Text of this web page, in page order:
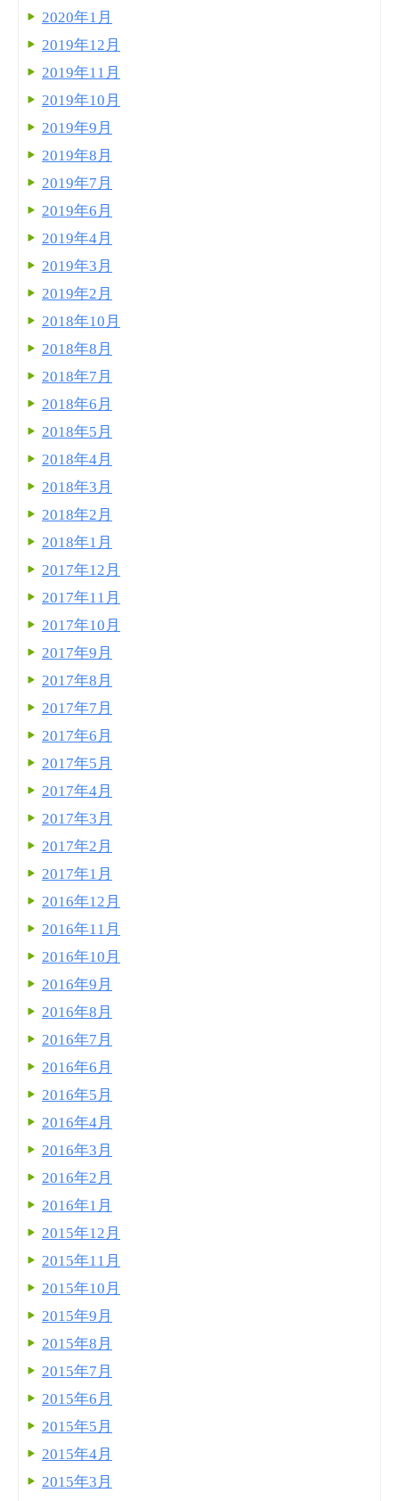
2020年1月
2019年12月
2019年11月
2019年10月
2019年9月
2019年8月
2019年7月
2019年6月
2019年4月
2019年3月
2019年2月
2018年10月
2018年8月
2018年7月
2018年6月
2018年5月
2018年4月
2018年3月
2018年2月
2018年1月
2017年12月
2017年11月
2017年10月
2017年9月
2017年8月
2017年7月
2017年6月
2017年5月
2017年4月
2017年3月
2017年2月
2017年1月
2016年12月
2016年11月
2016年10月
2016年9月
2016年8月
2016年7月
2016年6月
2016年5月
2016年4月
2016年3月
2016年2月
2016年1月
2015年12月
2015年11月
2015年10月
2015年9月
2015年8月
2015年7月
2015年6月
2015年5月
2015年4月
2015年3月